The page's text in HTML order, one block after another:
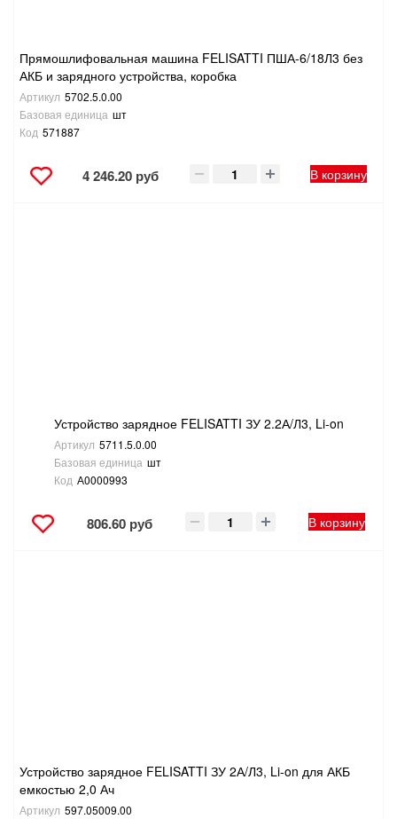
Прямошлифовальная машина FELISATTI ПША-6/18Л3 без
АКБ и зарядного устройства, коробка
Артикул 5702.5.0.00
Базовая единица шт
Код 571887
4 246.20 руб В корзину
Устройство зарядное FELISATTI ЗУ 2.2А/Л3, Li-on
Артикул 5711.5.0.00
Базовая единица шт
Код А0000993
806.60 руб В корзину
Устройство зарядное FELISATTI ЗУ 2А/Л3, Li-on для АКБ
емкостью 2,0 Ач
Артикул 597.05009.00